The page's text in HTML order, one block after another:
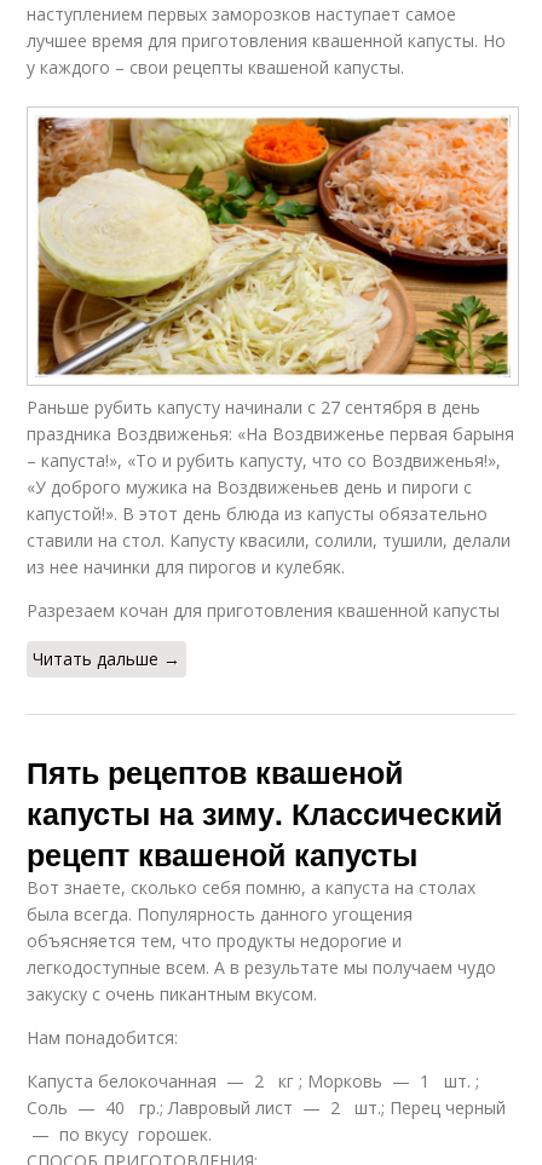
наступлением первых заморозков наступает самое
лучшее время для приготовления квашенной капусты. Но
у каждого – свои рецепты квашеной капусты.
Раньше рубить капусту начинали с 27 сентября в день
праздника Воздвиженья: «На Воздвиженье первая барыня
– капуста!», «То и рубить капусту, что со Воздвиженья!»,
«У доброго мужика на Воздвиженьев день и пироги с
капустой!». В этот день блюда из капусты обязательно
ставили на стол. Капусту квасили, солили, тушили, делали
из нее начинки для пирогов и кулебяк.
Разрезаем кочан для приготовления квашенной капусты
Читать дальше →
Пять рецептов квашеной
капусты на зиму. Классический
рецепт квашеной капусты
Вот знаете, сколько себя помню, а капуста на столах
была всегда. Популярность данного угощения
объясняется тем, что продукты недорогие и
легкодоступные всем. А в результате мы получаем чудо
закуску с очень пикантным вкусом.
Нам понадобится:
Капуста белокочанная — 2 кг ; Морковь — 1 шт. ;
Соль — 40 гр.; Лавровый лист — 2 шт.; Перец черный
— по вкусу горошек.
СПОСОБ ПРИГОТОВЛЕНИЯ: